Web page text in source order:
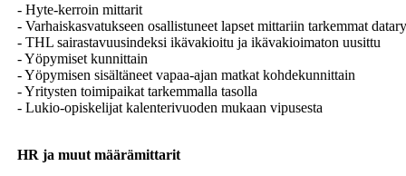
- Hyte-kerroin mittarit
- Varhaiskasvatukseen osallistuneet lapset mittariin tarkemmat
- THL sairastavuusindeksi ikävakioitu ja ikävakioimaton uusittu
- Yöpymiset kunnittain
- Yöpymisen sisältäneet vapaa-ajan matkat kohdekunnittain
- Yritysten toimipaikat tarkemmalla tasolla
- Lukio-opiskelijat kalenterivuoden mukaan vipusesta
HR ja muut määrämittarit